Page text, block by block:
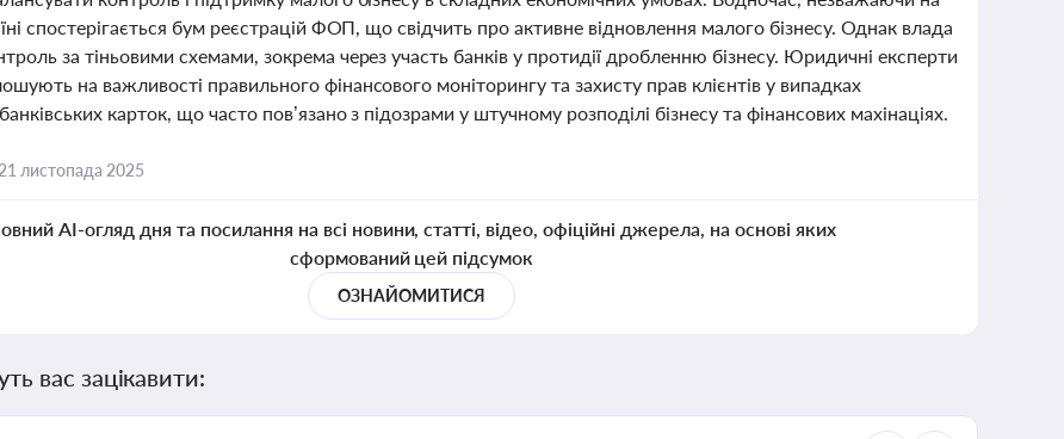
спостерігається бум реєстрацій ФОП, що свідчить про активне відновлення малого бізнесу. Однак влада
за тіньовими схемами, зокрема через участь банків у протидії дробленню бізнесу. Юридичні експерти
на важливості правильного фінансового моніторингу та захисту прав клієнтів у випадках
карток, що часто пов’язано з підозрами у штучному розподілі бізнесу та фінансових махінаціях.
21 листопада 2025
AI-огляд дня та посилання на всі новини, статті, відео, офіційні джерела, на основі яких
сформований цей підсумок
ОЗНАЙОМИТИСЯ
вас зацікавити: